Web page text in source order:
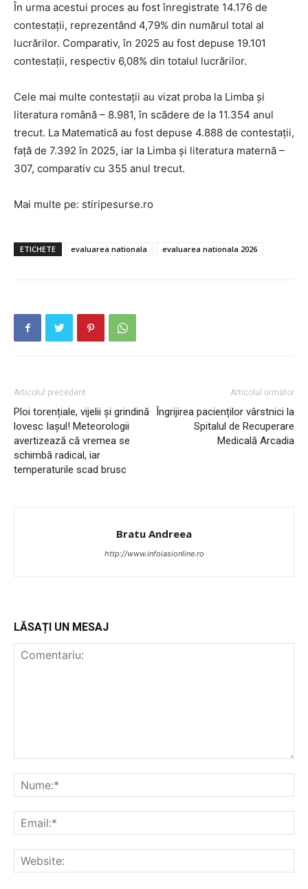
INFO IAȘI
Emisiuni
Prelucrarea datelor cu caracter personal
În urma acestui proces au fost înregistrate 14.176 de
contestaţii, reprezentând 4,79% din numărul total al
lucrărilor. Comparativ, în 2025 au fost depuse 19.101
contestaţii, respectiv 6,08% din totalul lucrărilor.
Cele mai multe contestaţii au vizat proba la Limba şi
literatura română – 8.981, în scădere de la 11.354 anul
trecut. La Matematică au fost depuse 4.888 de contestaţii,
faţă de 7.392 în 2025, iar la Limba şi literatura maternă –
307, comparativ cu 355 anul trecut.
Mai multe pe: stiripesurse.ro
ETICHETE evaluarea nationala evaluarea nationala 2026
Articolul precedent
Ploi torențiale, vijelii și grindină
lovesc Iașul! Meteorologii
avertizează că vremea se
schimbă radical, iar
temperaturile scad brusc
Articolul următor
Îngrijirea pacienților vârstnici la
Spitalul de Recuperare
Medicală Arcadia
Bratu Andreea
http://www.infoiasionline.ro
LĂSAȚI UN MESAJ